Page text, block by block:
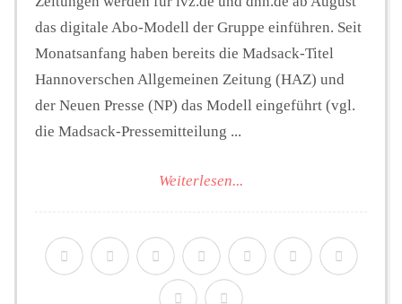
Unterstützen
das digitale Abo-Modell der Gruppe einführen. Seit
Monatsanfang haben bereits die Madsack-Titel
Hannoverschen Allgemeinen Zeitung (HAZ) und
der Neuen Presse (NP) das Modell eingeführt (vgl.
die Madsack-Pressemitteilung ...
Weiterlesen...